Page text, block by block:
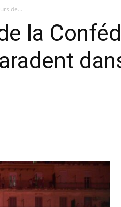
de...
la